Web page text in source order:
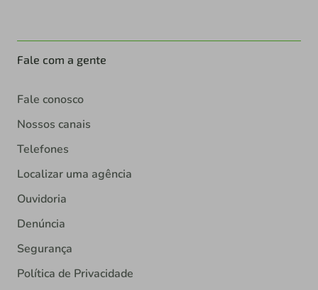
Fale com a gente
Fale conosco
Nossos canais
Telefones
Localizar uma agência
Ouvidoria
Denúncia
Segurança
Política de Privacidade